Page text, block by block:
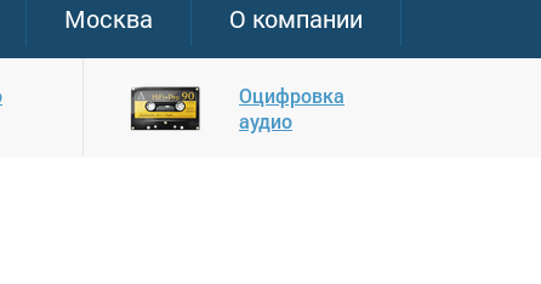
Москва О компании
Оцифровка
аудио